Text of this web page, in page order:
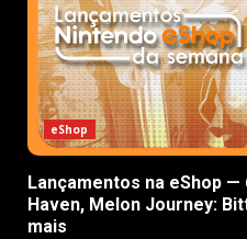
eShop
Lançamentos na eShop
Haven, Melon Journey:
mais